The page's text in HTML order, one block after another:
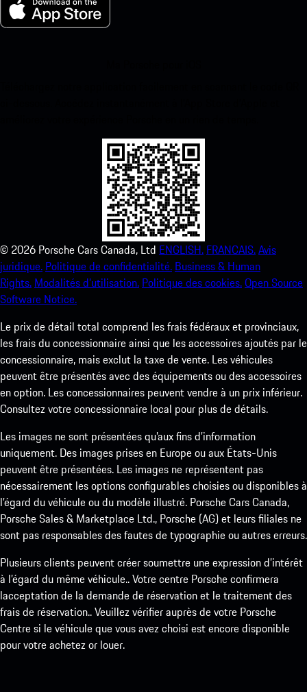
© 2026 Porsche Cars Canada, Ltd ENGLISH. FRANCAIS.Avis
juridique. Politique de confidentialité. Business & Human
Rights. Modalités d’utilisation. Politique des cookies.Open Source
Software Notice.
Le prix de détail total comprend les frais fédéraux et provinciaux,
les frais du concessionnaire ainsi que les accessoires ajoutés par le
concessionnaire, mais exclut la taxe de vente. Les véhicules
peuvent être présentés avec des équipements ou des accessoires
en option. Les concessionnaires peuvent vendre à un prix inférieur.
Consultez votre concessionnaire local pour plus de détails.
Les images ne sont présentées qu’aux fins d’information
uniquement. Des images prises en Europe ou aux États-Unis
peuvent être présentées. Les images ne représentent pas
nécessairement les options configurables choisies ou disponibles à
l’égard du véhicule ou du modèle illustré. Porsche Cars Canada,
Porsche Sales & Marketplace Ltd., Porsche (AG) et leurs filiales ne
sont pas responsables des fautes de typographie ou autres erreurs.
Plusieurs clients peuvent créer soumettre une expression d’intérêt
à l’égard du même véhicule.. Votre centre Porsche confirmera
lacceptation de la demande de réservation et le traitement des
frais de réservation.. Veuillez vérifier auprès de votre Porsche
Centre si le véhicule que vous avez choisi est encore disponible
pour votre achetez or louer.